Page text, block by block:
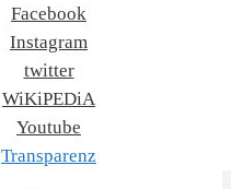
Facebook
Instagram
twitter
WiKiPEDiA
Youtube
Transparenz